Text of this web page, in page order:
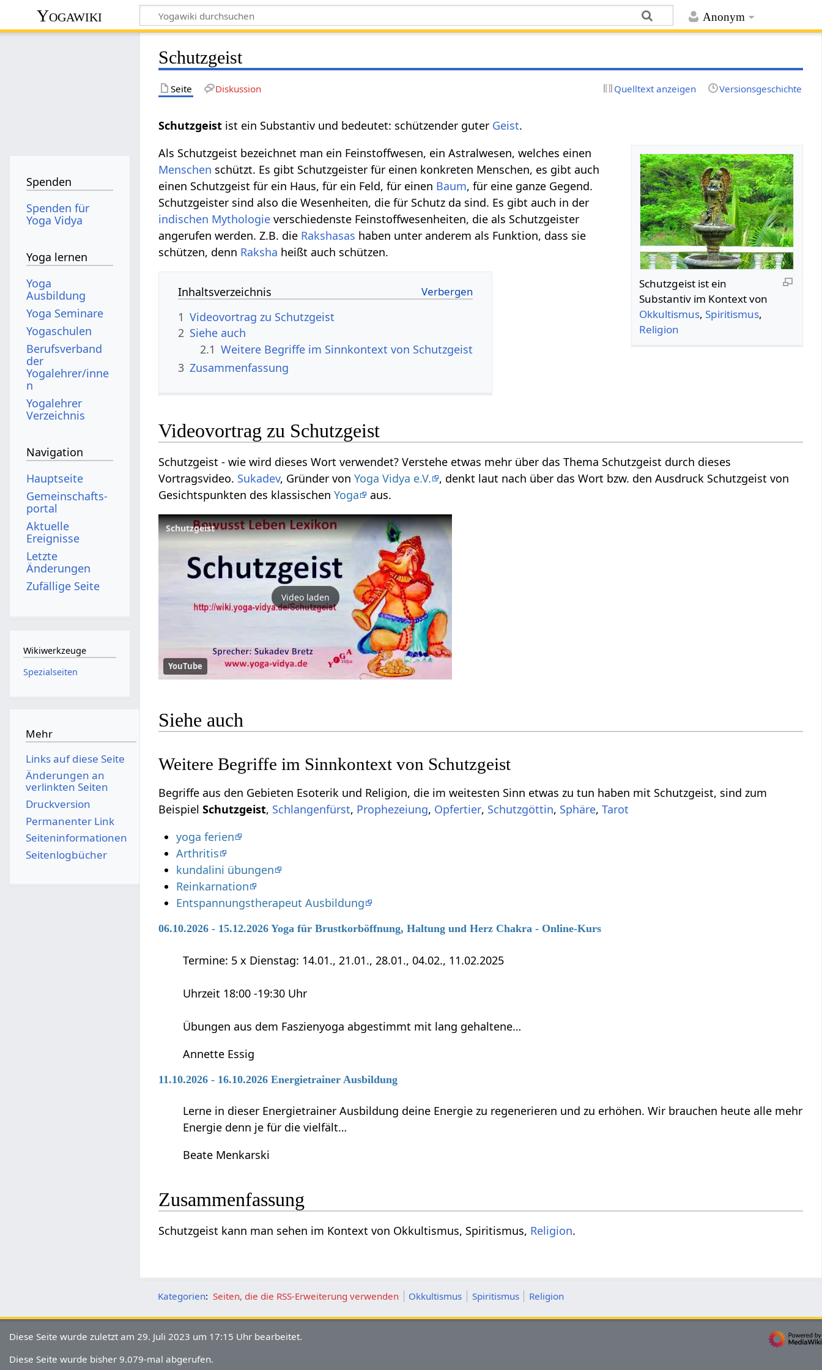
Anonym
Yogawiki
Schutzgeist
Seite Diskussion Quelltext anzeigen Versionsgeschichte
ist ein Substantiv und bedeutet: schützender guter Geist.
Schutzgeist‏‎ ist ein
Substantiv im Kontext von
Okkultismus, Spiritismus,
Religion
Als Schutzgeist bezeichnet man ein Feinstoffwesen, ein Astralwesen, welches einen
Menschen schützt. Es gibt Schutzgeister für einen konkreten Menschen, es gibt auch
einen Schutzgeist für ein Haus, für ein Feld, für einen Baum, für eine ganze Gegend.
Schutzgeister sind also die Wesenheiten, die für Schutz da sind. Es gibt auch in der
indischen Mythologie verschiedenste Feinstoffwesenheiten, die als Schutzgeister
angerufen werden. Z.B. die Rakshasas haben unter anderem als Funktion, dass sie
schützen, denn Raksha heißt auch schützen.
Inhaltsverzeichnis
1 Videovortrag zu Schutzgeist
2 Siehe auch
2.1
3 Zusammenfassung
Videovortrag zu Schutzgeist
Schutzgeist‏‎ - wie wird dieses Wort verwendet? Verstehe etwas mehr über das Thema Schutzgeist‏‎ durch dieses
Vortragsvideo. Sukadev, Gründer vonYoga Vidya e.V.
, denkt laut nach über das Wort bzw. den Ausdruck Schutzgeist‏‎ von
Gesichtspunkten des klassischenYoga aus.
Schutzgeist
Video laden
YouTube
Siehe auch
Begriffe aus den Gebieten Esoterik und Religion, die im weitesten Sinn etwas zu tun haben mit Schutzgeist‏‎, sind zum
Beispiel
, , , , , ,
yoga ferien
Arthritis
kundalini übungen
Reinkarnation
Entspannungstherapeut Ausbildung
06.10.2026 - 15.12.2026 Yoga für Brustkorböffnung, Haltung und Herz Chakra - Online-Kurs
Termine: 5 x Dienstag: 14.01., 21.01., 28.01., 04.02., 11.02.2025
Uhrzeit 18:00 -19:30 Uhr
Übungen aus dem Faszienyoga abgestimmt mit lang gehaltene…
Annette Essig
11.10.2026 - 16.10.2026 Energietrainer Ausbildung
Lerne in dieser Energietrainer Ausbildung deine Energie zu regenerieren und zu erhöhen. Wir brauchen heute alle mehr
Energie denn je für die vielfält…
Beate Menkarski
Zusammenfassung
Schutzgeist‏‎ kann man sehen im Kontext von Okkultismus, Spiritismus, Religion.
Kategorien: Seiten, die die RSS-Erweiterung verwenden Okkultismus Spiritismus Religion
Spenden
Spenden für
Yoga Vidya
Yoga lernen
Yoga
Ausbildung
Yoga Seminare
Yogaschulen
Berufsverband
der
Yogalehrer/inne
n
Yogalehrer
Verzeichnis
Navigation
Hauptseite
Gemeinschafts­
portal
Aktuelle
Ereignisse
Letzte
Änderungen
Zufällige Seite
Wikiwerkzeuge
Spezialseiten
Mehr
Links auf diese Seite
Änderungen an
verlinkten Seiten
Druckversion
Permanenter Link
Seiten­­informationen
Seitenlogbücher
Diese Seite wurde zuletzt am 29. Juli 2023 um 17:15 Uhr bearbeitet.
Diese Seite wurde bisher 9.079-mal abgerufen.